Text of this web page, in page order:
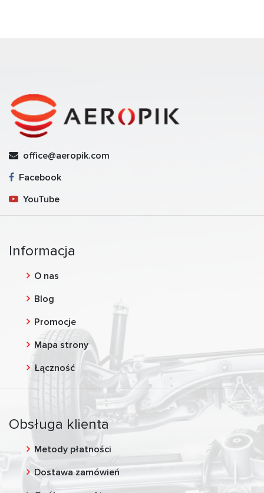
office@aeropik.com
Facebook
YouTube
Informacja
O nas
Blog
Promocje
Mapa strony
Łączność
Obsługa klienta
Metody płatności
Dostawa zamówień